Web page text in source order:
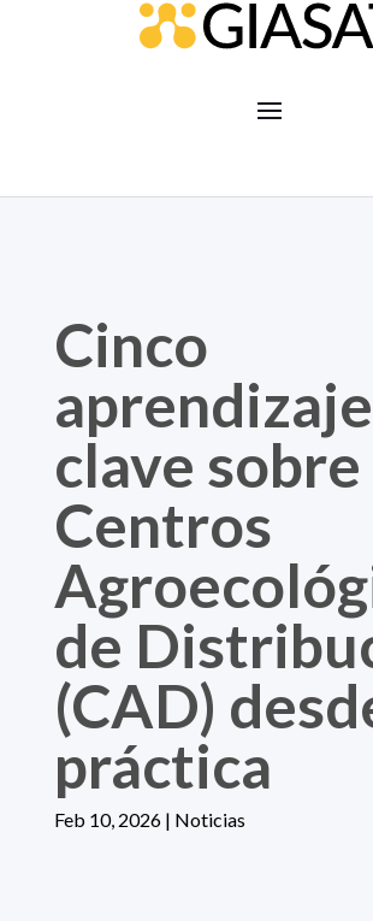
Cinco
clave
Centros
de
(CAD)
práctica
Feb 10, 2026| Noticias